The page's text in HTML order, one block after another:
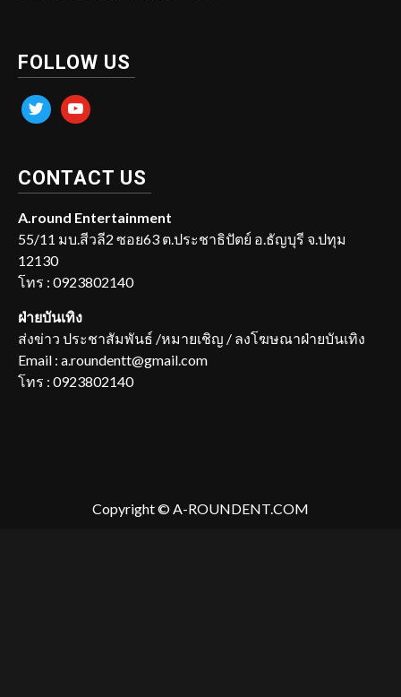
FOLLOW US
twitter youtube
CONTACT US
A.round Entertainment
55/11 มบ.สีวลี2 ซอย63 ต.ประชาธิปัตย์ อ.ธัญบุรี จ.ปทุม
12130
โทร : 0923802140
ฝ่ายบันเทิง
ส่งข่าว ประชาสัมพันธ์ /หมายเชิญ / ลงโฆษณาฝ่ายบันเทิง
Email : a.roundentt@gmail.com
โทร : 0923802140
Copyright © A-ROUNDENT.COM